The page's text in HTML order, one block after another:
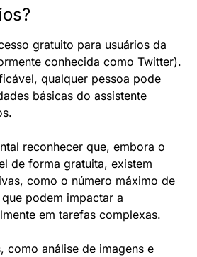
gratuito para usuários da
conhecida como Twitter).
qualquer pessoa pode
básicas do assistente
reconhecer que, embora o
como o número máximo de
podem impactar a
em tarefas complexas.
como análise de imagens e